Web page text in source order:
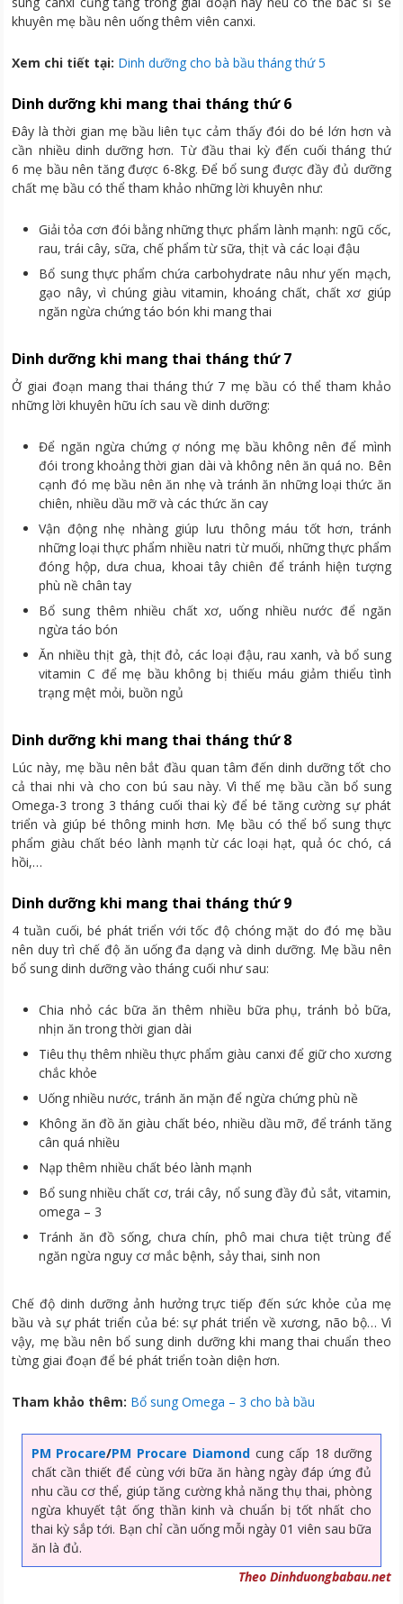
khuyên mẹ bầu nên uống thêm viên canxi.
Xem chi tiết tại: Dinh dưỡng cho bà bầu tháng thứ 5
Dinh dưỡng khi mang thai tháng thứ 6
Đây là thời gian mẹ bầu liên tục cảm thấy đói do bé lớn hơn và
cần nhiều dinh dưỡng hơn. Từ đầu thai kỳ đến cuối tháng thứ
6 mẹ bầu nên tăng được 6-8kg. Để bổ sung được đầy đủ dưỡng
chất mẹ bầu có thể tham khảo những lời khuyên như:
Giải tỏa cơn đói bằng những thực phẩm lành mạnh: ngũ cốc,
rau, trái cây, sữa, chế phẩm từ sữa, thịt và các loại đậu
Bổ sung thực phẩm chứa carbohydrate nâu như yến mạch,
gạo nây, vì chúng giàu vitamin, khoáng chất, chất xơ giúp
ngăn ngừa chứng táo bón khi mang thai
Dinh dưỡng khi mang thai tháng thứ 7
Ở giai đoạn mang thai tháng thứ 7 mẹ bầu có thể tham khảo
những lời khuyên hữu ích sau về dinh dưỡng:
Để ngăn ngừa chứng ợ nóng mẹ bầu không nên để mình
đói trong khoảng thời gian dài và không nên ăn quá no. Bên
cạnh đó mẹ bầu nên ăn nhẹ và tránh ăn những loại thức ăn
chiên, nhiều dầu mỡ và các thức ăn cay
Vận động nhẹ nhàng giúp lưu thông máu tốt hơn, tránh
những loại thực phẩm nhiều natri từ muối, những thực phẩm
đóng hộp, dưa chua, khoai tây chiên để tránh hiện tượng
phù nề chân tay
Bổ sung thêm nhiều chất xơ, uống nhiều nước để ngăn
ngừa táo bón
Ăn nhiều thịt gà, thịt đỏ, các loại đậu, rau xanh, và bổ sung
vitamin C để mẹ bầu không bị thiếu máu giảm thiểu tình
trạng mệt mỏi, buồn ngủ
Dinh dưỡng khi mang thai tháng thứ 8
Lúc này, mẹ bầu nên bắt đầu quan tâm đến dinh dưỡng tốt cho
cả thai nhi và cho con bú sau này. Vì thế mẹ bầu cần bổ sung
Omega-3 trong 3 tháng cuối thai kỳ để bé tăng cường sự phát
triển và giúp bé thông minh hơn. Mẹ bầu có thể bổ sung thực
phẩm giàu chất béo lành mạnh từ các loại hạt, quả óc chó, cá
hồi,…
Dinh dưỡng khi mang thai tháng thứ 9
4 tuần cuối, bé phát triển với tốc độ chóng mặt do đó mẹ bầu
nên duy trì chế độ ăn uống đa dạng và dinh dưỡng. Mẹ bầu nên
bổ sung dinh dưỡng vào tháng cuối như sau:
Chia nhỏ các bữa ăn thêm nhiều bữa phụ, tránh bỏ bữa,
nhịn ăn trong thời gian dài
Tiêu thụ thêm nhiều thực phẩm giàu canxi để giữ cho xương
chắc khỏe
Uống nhiều nước, tránh ăn mặn để ngừa chứng phù nề
Không ăn đồ ăn giàu chất béo, nhiều dầu mỡ, để tránh tăng
cân quá nhiều
Nạp thêm nhiều chất béo lành mạnh
Bổ sung nhiều chất cơ, trái cây, nổ sung đầy đủ sắt, vitamin,
omega – 3
Tránh ăn đồ sống, chưa chín, phô mai chưa tiệt trùng để
ngăn ngừa nguy cơ mắc bệnh, sảy thai, sinh non
Chế độ dinh dưỡng ảnh hưởng trực tiếp đến sức khỏe của mẹ
bầu và sự phát triển của bé: sự phát triển về xương, não bộ… Vì
vậy, mẹ bầu nên bổ sung dinh dưỡng khi mang thai chuẩn theo
từng giai đoạn để bé phát triển toàn diện hơn.
Tham khảo thêm: Bổ sung Omega – 3 cho bà bầu
PM Procare/PM Procare Diamond cung cấp 18 dưỡng
chất cần thiết để cùng với bữa ăn hàng ngày đáp ứng đủ
nhu cầu cơ thể, giúp tăng cường khả năng thụ thai, phòng
ngừa khuyết tật ống thần kinh và chuẩn bị tốt nhất cho
thai kỳ sắp tới. Bạn chỉ cần uống mỗi ngày 01 viên sau bữa
ăn là đủ.
Theo Dinhduongbabau.net